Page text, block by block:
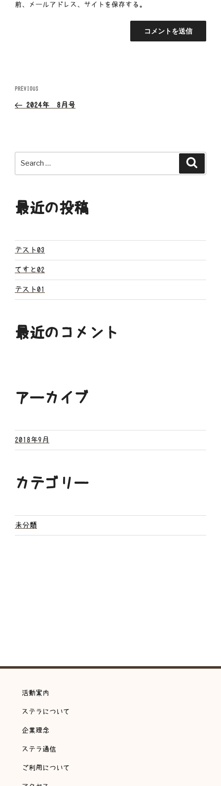
前、メールアドレス、サイトを保存する。
投
稿
ビ
ゲ
シ
ン
Previous
Post
PREVIOUS
2024年 8月号
最近の投稿
テスト03
てすと02
テスト01
最近のコメント
アーカイブ
2018年9月
カテゴリー
未分類
活動案内
ステラについて
企業理念
ステラ通信
ご利用について